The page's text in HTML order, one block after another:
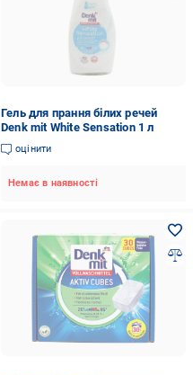
Гель для прання білих речей
Denk mit White Sensation 1 л
оцінити
Немає в наявності